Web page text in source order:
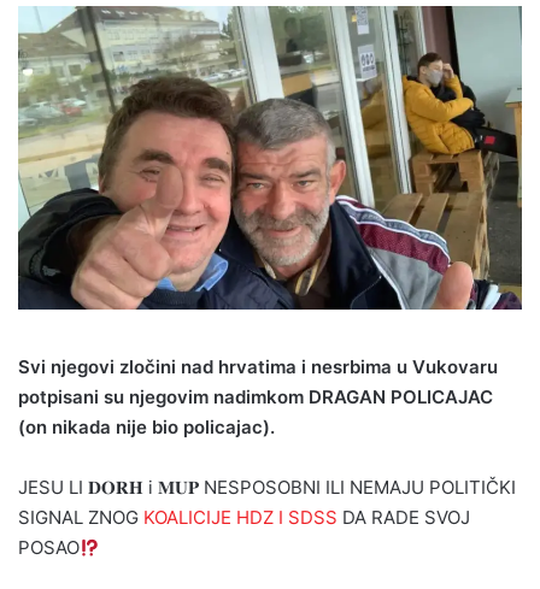
Svi njegovi zločini nad hrvatima i nesrbima u Vukovaru
potpisani su njegovim nadimkom DRAGAN POLICAJAC
(on nikada nije bio policajac).
JESU LI 𝐃𝐎𝐑𝐇 i 𝐌𝐔𝐏 NESPOSOBNI ILI NEMAJU POLITIČKI
SIGNAL ZNOG KOALICIJE HDZ I SDSS DA RADE SVOJ
POSAO